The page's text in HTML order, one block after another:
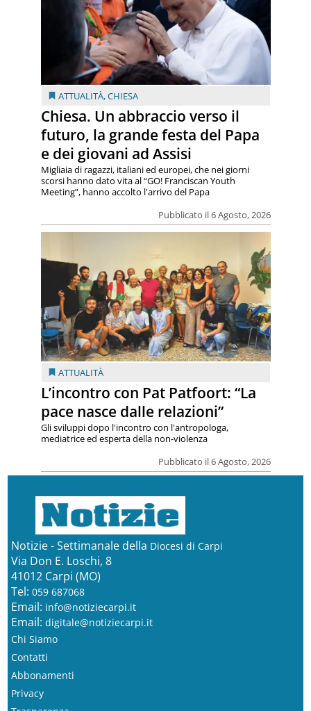
ATTUALITÀ,CHIESA
Chiesa. Un abbraccio verso il
futuro, la grande festa del Papa
e dei giovani ad Assisi
Pubblicato il 6 Agosto, 2026
Migliaia di ragazzi, italiani ed europei, che nei giorni
scorsi hanno dato vita al “GO! Franciscan Youth
Meeting”, hanno accolto l'arrivo del Papa
ATTUALITÀ
L’incontro con Pat Patfoort: “La
pace nasce dalle relazioni”
Pubblicato il 6 Agosto, 2026
Gli sviluppi dopo l'incontro con l'antropologa,
mediatrice ed esperta della non-violenza
Notizie - Settimanale della Diocesi di Carpi
Via Don E. Loschi, 8
41012 Carpi (MO)
Tel: 059 687068
Email: info@notiziecarpi.it
Email: digitale@notiziecarpi.it
Chi Siamo
Contatti
Abbonamenti
Privacy